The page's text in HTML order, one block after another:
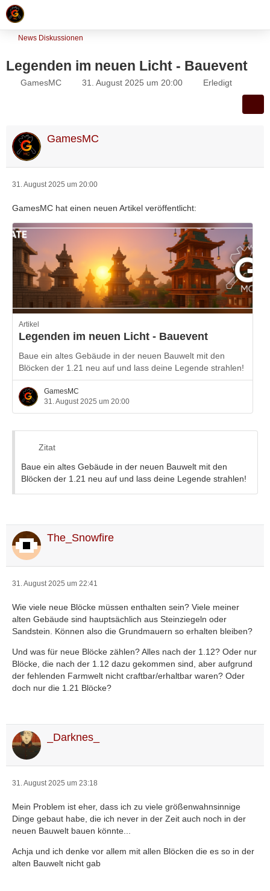
News Diskussionen
Legenden im neuen Licht - Bauevent
GamesMC 31. August 2025 um 20:00 Erledigt
GamesMC
31. August 2025 um 20:00
GamesMC hat einen neuen Artikel veröffentlicht:
Artikel
Legenden im neuen Licht - Bauevent
Baue ein altes Gebäude in der neuen Bauwelt mit den
Blöcken der 1.21 neu auf und lass deine Legende strahlen!
GamesMC
31. August 2025 um 20:00
Zitat
Baue ein altes Gebäude in der neuen Bauwelt mit den
Blöcken der 1.21 neu auf und lass deine Legende strahlen!
The_Snowfire
31. August 2025 um 22:41
Wie viele neue Blöcke müssen enthalten sein? Viele meiner
alten Gebäude sind hauptsächlich aus Steinziegeln oder
Sandstein. Können also die Grundmauern so erhalten bleiben?
Und was für neue Blöcke zählen? Alles nach der 1.12? Oder nur
Blöcke, die nach der 1.12 dazu gekommen sind, aber aufgrund
der fehlenden Farmwelt nicht craftbar/erhaltbar waren? Oder
doch nur die 1.21 Blöcke?
_Darknes_
31. August 2025 um 23:18
Mein Problem ist eher, dass ich zu viele größenwahnsinnige
Dinge gebaut habe, die ich never in der Zeit auch noch in der
neuen Bauwelt bauen könnte...
Achja und ich denke vor allem mit allen Blöcken die es so in der
alten Bauwelt nicht gab